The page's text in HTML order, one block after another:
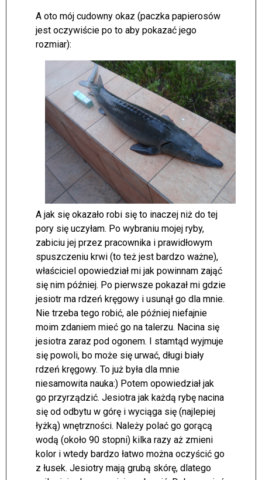
A oto mój cudowny okaz (paczka papierosów
jest oczywiście po to aby pokazać jego
rozmiar):
A jak się okazało robi się to inaczej niż do tej
pory się uczyłam. Po wybraniu mojej ryby,
zabiciu jej przez pracownika i prawidłowym
spuszczeniu krwi (to też jest bardzo ważne),
właściciel opowiedział mi jak powinnam zająć
się nim później. Po pierwsze pokazał mi gdzie
jesiotr ma rdzeń kręgowy i usunął go dla mnie.
Nie trzeba tego robić, ale później niefajnie
moim zdaniem mieć go na talerzu. Nacina się
jesiotra zaraz pod ogonem. I stamtąd wyjmuje
się powoli, bo może się urwać, długi biały
rdzeń kręgowy. To już była dla mnie
niesamowita nauka:) Potem opowiedział jak
go przyrządzić. Jesiotra jak każdą rybę nacina
się od odbytu w górę i wyciąga się (najlepiej
łyżką) wnętrzności. Należy polać go gorącą
wodą (około 90 stopni) kilka razy aż zmieni
kolor i wtedy bardzo łatwo można oczyścić go
z łusek. Jesiotry mają grubą skórę, dlatego